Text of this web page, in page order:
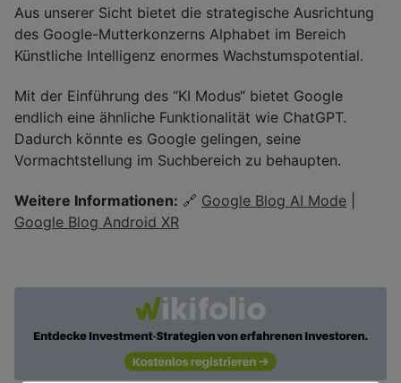
Aus unserer Sicht bietet die strategische Ausrichtung
des Google-Mutterkonzerns Alphabet im Bereich
Künstliche Intelligenz enormes Wachstumspotential.
Mit der Einführung des “KI Modus“ bietet Google
endlich eine ähnliche Funktionalität wie ChatGPT.
Dadurch könnte es Google gelingen, seine
Vormachtstellung im Suchbereich zu behaupten.
Weitere Informationen: 🔗 Google Blog AI Mode
Google Blog Android XR